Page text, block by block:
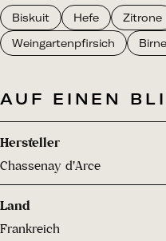
Biskuit Hefe Zitrone
Weingartenpfirsich
AUF EINEN
Hersteller
Chassenay d'Arce
Land
Frankreich